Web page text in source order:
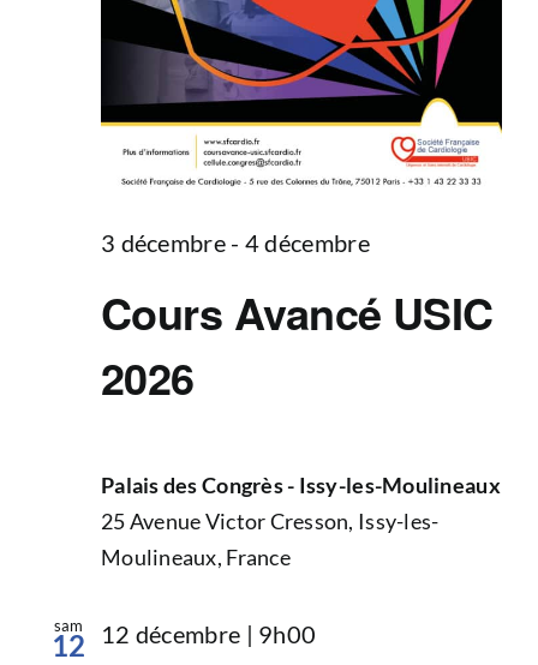
Cours Avancé USIC
2026
3 décembre- 4 décembre
Palais des Congrès - Issy-les-Moulineaux
25 Avenue Victor Cresson, Issy-les-
Moulineaux, France
sam
12 12 décembre | 9h00